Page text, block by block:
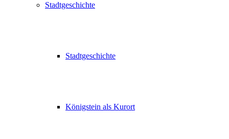
Stadtgeschichte
Stadtgeschichte
Königstein als Kurort